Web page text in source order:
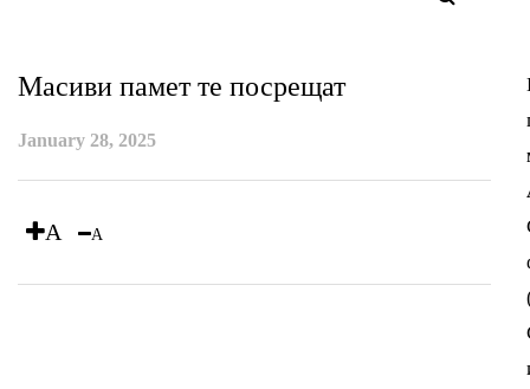
Масиви памет те посрещат
January 28, 2025
A A